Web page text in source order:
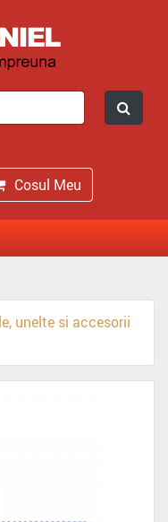
Cosul Meu
unelte si accesorii